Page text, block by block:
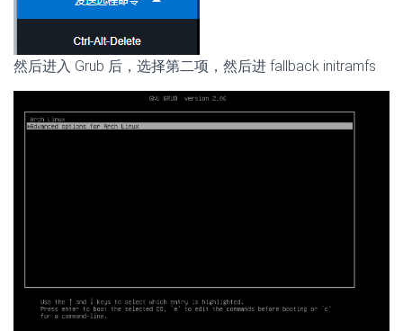
然后进入 Grub 后，选择第二项，然后进 fallback initramfs